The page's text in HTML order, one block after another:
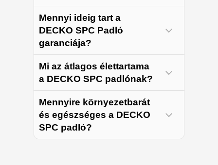
VÁSÁROLJ MOST
kapcsolatfelvétellel
Lásd a szállítási irányelveket
Mennyi ideig tart a
DECKO SPC Padló
garanciája?
Mi az átlagos élettartama
a DECKO SPC padlónak?
A DECKO SPC padló a
legfejlettebb technológiákkal
készült, víz- és tűzállósággal
és magas karcásállósággal
Mennyire környezetbarát
és egészséges a DECKO
SPC padló?